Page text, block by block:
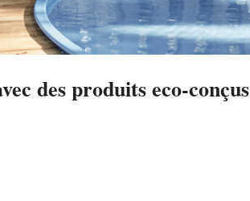
des produits eco-conçus